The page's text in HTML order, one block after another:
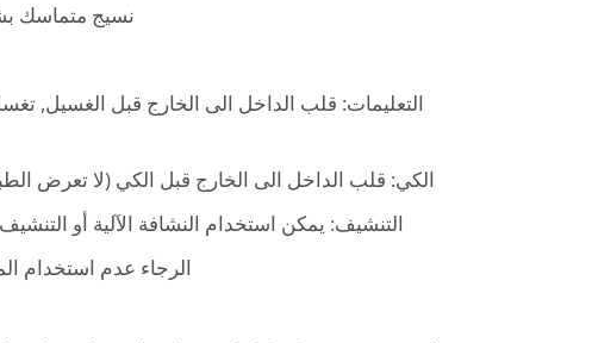
نسيج متماسك
التعليمات: قلب الداخل الى الخارج قبل الغسيل, تغسل
الكي: قلب الداخل الى الخارج قبل الكي (لا تعرض
التنشيف: يمكن استخدام النشافة الآلية أو
الرجاء عدم استخدام